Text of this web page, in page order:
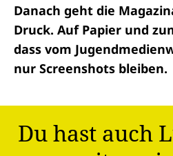
Danach geht die
Druck. Auf Papier und
dass vom
nur Screenshots bleiben.
Du hast auch